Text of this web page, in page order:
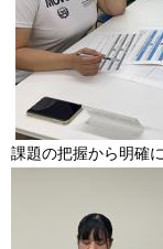
課題の把握から明確